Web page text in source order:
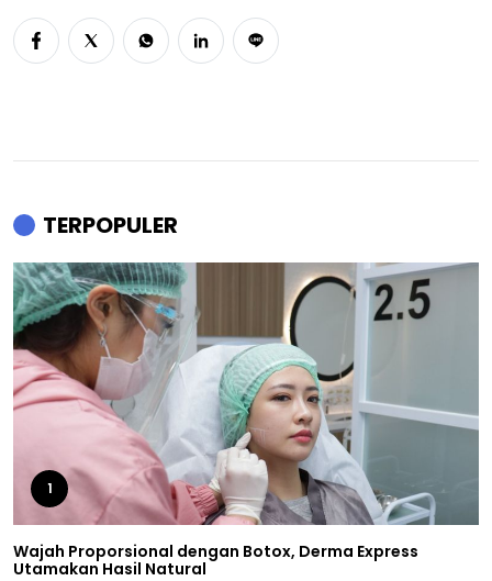
TERPOPULER
1
Wajah Proporsional dengan Botox, Derma Express
Utamakan Hasil Natural